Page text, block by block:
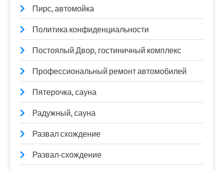
Пирс, автомойка
Политика конфиденциальности
Постоялый Двор, гостиничный комплекс
Профессиональный ремонт автомобилей
Пятерочка, сауна
Радужный, сауна
Развал схождение
Развал-схождение